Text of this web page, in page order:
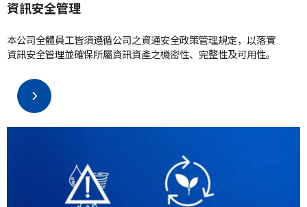
資訊安全管理
本公司全體員工皆須遵循公司之資通安全政策管理規定，以落實
資訊安全管理並確保所屬資訊資產之機密性、完整性及可用性。